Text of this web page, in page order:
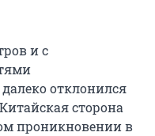
и с
отклонился
сторона
проникновении в